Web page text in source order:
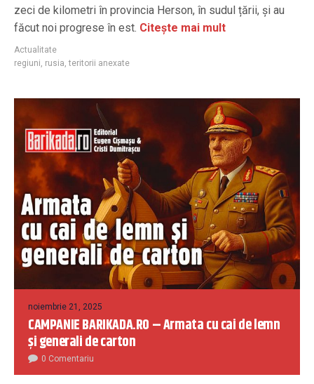
zeci de kilometri în provincia Herson, în sudul țării, și au
făcut noi progrese în est. Citește mai mult
Actualitate
regiuni, rusia,teritorii anexate
noiembrie 21, 2025
CAMPANIE BARIKADA.RO – Armata cu cai de lemn
și generali de carton
0 Comentariu